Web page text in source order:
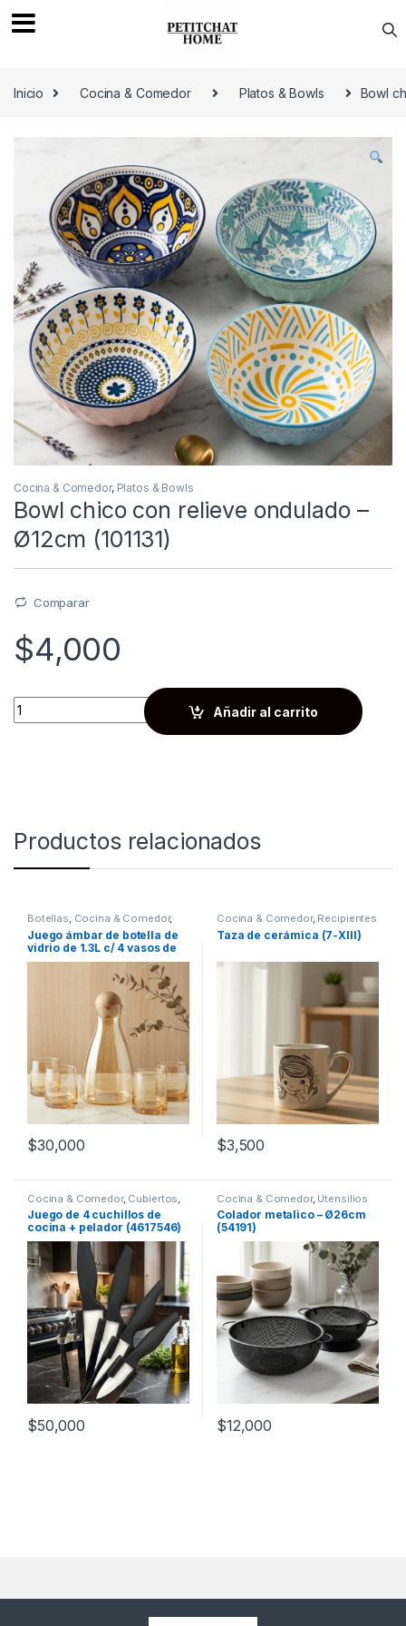
Inicio
Cocina & Comedor Platos & Bowls Bowl
Cocina & Comedor, Platos & Bowls
Bowl chico con relieve ondulado –
Ø12cm (101131)
Comparar
$4,000
Quantity
Añadir al carrito
Productos relacionados
Botellas, Cocina & Comedor,
Recipientes para bebidas y
líquidos,Vasos
Juego ámbar de botella de
vidrio de 1.3L c/ 4 vasos de
260mL (56130)
$30,000
Cocina & Comedor, Recipientes
para bebidas y líquidos, Tazas
Taza de cerámica (7-XIII)
$3,500
Cocina & Comedor, Cubiertos
Cuchillos
Juego de 4 cuchillos de
cocina + pelador (4617546)
$50,000
Cocina & Comedor, Utensilios
de cocina
Colador metalico – Ø26cm
(54191)
$12,000